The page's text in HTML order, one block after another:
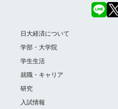
日大経済について
学部・大学院
学生生活
就職・キャリア
研究
入試情報